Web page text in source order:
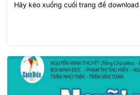
Hãy kéo xuống cuối trang để download